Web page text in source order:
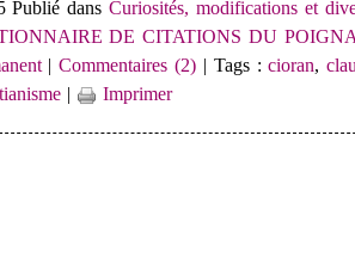
Publié dansCuriosités, modifications et
DE CITATIONS DU
|Commentaires (2) | Tags :cioran,
| Imprimer